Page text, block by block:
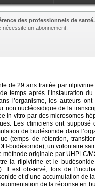
des professionnels de santé.
nécessite un abonnement.
de 29 ans traitée par
temps après l’instauration du
l’organisme, les auteurs
non nucléosidique de la
in vitro par des microsomes
Les cliniciens ont
de budésonide dans
(temps de rétention,
budésonide), un volontaire
méthode originale par UHPLC/
la rilpivirine et le
Il est observé, lors de
et d’une accumulation de
de la réponse en